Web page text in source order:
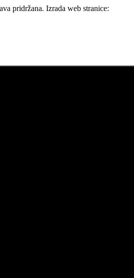
pridržana. Izrada web stranice: